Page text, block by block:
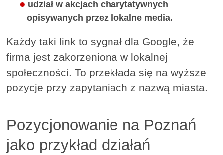
udział w akcjach charytatywnych
opisywanych przez lokalne media.
Każdy taki link to sygnał dla Google, że
firma jest zakorzeniona w lokalnej
społeczności. To przekłada się na wyższe
pozycje przy zapytaniach z nazwą miasta.
Pozycjonowanie na Poznań
jako przykład działań